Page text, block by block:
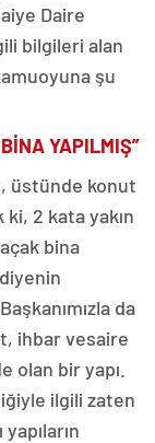
Daire
bilgileri alan
şu
YAPILMIŞ”
üstünde konut
ki, 2 kata yakın
bina
da
ihbar vesaire
olan bir yapı.
ilgili zaten